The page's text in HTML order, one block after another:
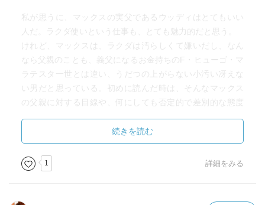
私が思うに、マックスの実父であるウッディはとてもいい
人だ。ラクダ使いという仕事も、とても魅力的だと思う。
けれど、マックスは、ラクダは汚らしくて嫌いだし、なん
なら父親のことも、義父になるお金持ちのF・ヒューゴ・マ
ラテスタ一世とは違い、うだつの上がらない小汚い冴えな
い男だと思っている。初めに読んだ時は、そんなマックス
の父親に対する目線や、何にしても否定的で差別的な態度
を読み進めることができなくて、割と早い段階でリタイヤ
してしまった。
サブリナが出てくるところまではかろうじて読んだが、そ
のサブリナ親子に対しても、不審ないけ好かない人たちだ
続きを読む
1 詳細をみる